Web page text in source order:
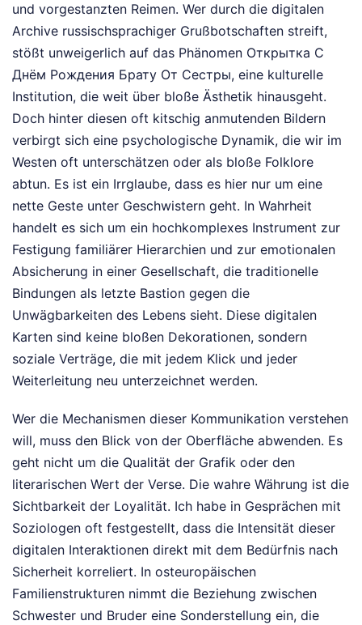
und vorgestanzten Reimen. Wer durch die digitalen
Archive russischsprachiger Grußbotschaften streift,
stößt unweigerlich auf das Phänomen Открытка С
Днём Рождения Брату От Сестры, eine kulturelle
Institution, die weit über bloße Ästhetik hinausgeht.
Doch hinter diesen oft kitschig anmutenden Bildern
verbirgt sich eine psychologische Dynamik, die wir im
Westen oft unterschätzen oder als bloße Folklore
abtun. Es ist ein Irrglaube, dass es hier nur um eine
nette Geste unter Geschwistern geht. In Wahrheit
handelt es sich um ein hochkomplexes Instrument zur
Festigung familiärer Hierarchien und zur emotionalen
Absicherung in einer Gesellschaft, die traditionelle
Bindungen als letzte Bastion gegen die
Unwägbarkeiten des Lebens sieht. Diese digitalen
Karten sind keine bloßen Dekorationen, sondern
soziale Verträge, die mit jedem Klick und jeder
Weiterleitung neu unterzeichnet werden.
Wer die Mechanismen dieser Kommunikation verstehen
will, muss den Blick von der Oberfläche abwenden. Es
geht nicht um die Qualität der Grafik oder den
literarischen Wert der Verse. Die wahre Währung ist die
Sichtbarkeit der Loyalität. Ich habe in Gesprächen mit
Soziologen oft festgestellt, dass die Intensität dieser
digitalen Interaktionen direkt mit dem Bedürfnis nach
Sicherheit korreliert. In osteuropäischen
Familienstrukturen nimmt die Beziehung zwischen
Schwester und Bruder eine Sonderstellung ein, die